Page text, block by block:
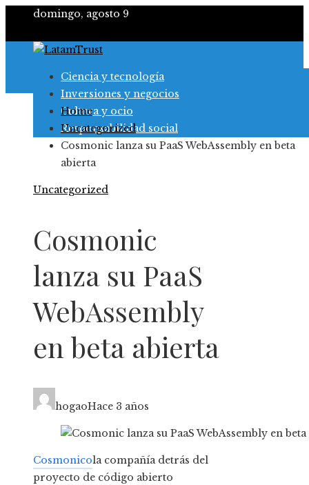
domingo, agosto 9
Ciencia y tecnología
Inversiones y negocios
Cultura y ocio
Responsabilidad social
Home
Uncategorized
Cosmonic lanza su PaaS WebAssembly en beta
abierta
Uncategorized
Cosmonic
lanza su PaaS
WebAssembly
en beta abierta
hogaoHace 3 años
Cosmonicola compañía detrás del
proyecto de código abierto